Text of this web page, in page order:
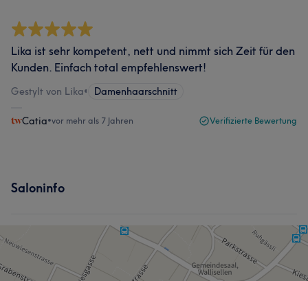
Lika ist sehr kompetent, nett und nimmt sich Zeit für den
Kunden. Einfach total empfehlenswert!
Gestylt von Lika• Damenhaarschnitt
Catia•vor mehr als 7 Jahren Verifizierte Bewertung
Saloninfo